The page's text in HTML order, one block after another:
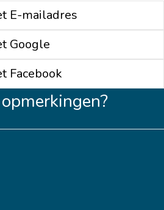
E-mailadres
Google
Facebook